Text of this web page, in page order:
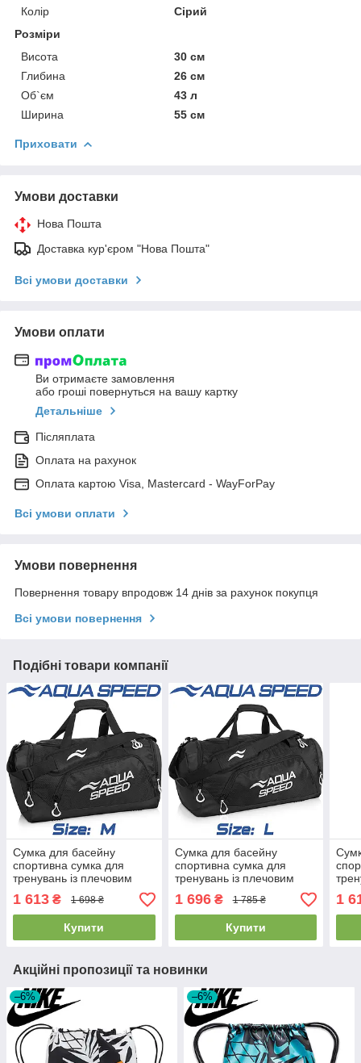
Колір
Сірий
Розміри
Висота
30 см
Глибина
26 см
Об`єм
43 л
Ширина
55 см
Приховати
Умови доставки
Нова Пошта
Доставка кур'єром "Нова Пошта"
Всі умови доставки
Умови оплати
Ви отримаєте замовлення
або гроші повернуться на вашу картку
Детальніше
Післяплата
Оплата на рахунок
Оплата картою Visa, Mastercard - WayForPay
Всі умови оплати
Умови повернення
Повернення товару впродовж 14 днів за рахунок покупця
Всі умови повернення
Подібні товари компанії
Сумка для басейну
спортивна сумка для
тренувань із плечовим
Duffel Bag 35L, чорна
1 613 ₴ 1 698 ₴
Купити
Сумка для басейну
спортивна сумка для
тренувань із плечовим
Duffel Bag 43L чорна
1 696₴ 1 785 ₴
Купити
1
Акційні пропозиції та новинки
–6% –6%